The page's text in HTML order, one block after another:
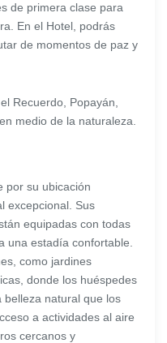
de primera clase para
En el Hotel, podrás
de momentos de paz y
Recuerdo, Popayán,
medio de la naturaleza.
por su ubicación
excepcional. Sus
equipadas con todas
una estadía confortable.
como jardines
donde los huéspedes
belleza natural que los
a actividades al aire
cercanos y